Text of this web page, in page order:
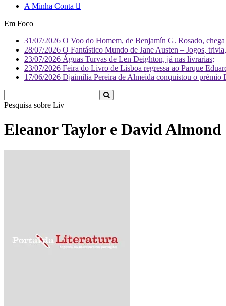
A Minha Conta
Em Foco
31/07/2026 O Voo do Homem, de Benjamín G. Rosado,
28/07/2026 O Fantástico Mundo de Jane Austen – Jogos,
23/07/2026 Águas Turvas de Len Deighton, já nas livrarias;
23/07/2026 Feira do Livro de Lisboa regressa ao Parque
17/06/2026 Djaimilia Pereira de Almeida conquistou o
Pesquisa sobre Literatura
Eleanor Taylor e David Almond